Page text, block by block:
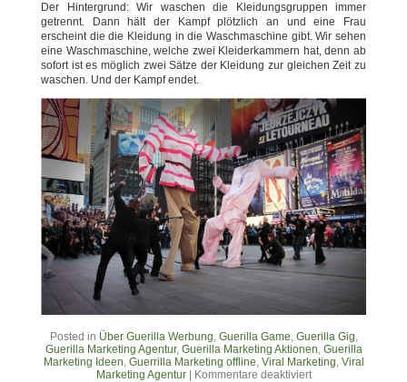
Der Hintergrund: Wir waschen die Kleidungsgruppen immer
getrennt. Dann hält der Kampf plötzlich an und eine Frau
erscheint die die Kleidung in die Waschmaschine gibt. Wir sehen
eine Waschmaschine, welche zwei Kleiderkammern hat, denn ab
sofort ist es möglich zwei Sätze der Kleidung zur gleichen Zeit zu
waschen. Und der Kampf endet.
Posted in Über Guerilla Werbung Guerilla Game Guerilla Gig
Guerilla Marketing Agentur, Guerilla Marketing Aktionen Guerilla
Marketing Ideen Guerrilla Marketing offline Viral Marketing Viral
Marketing Agentur| Kommentare deaktiviert